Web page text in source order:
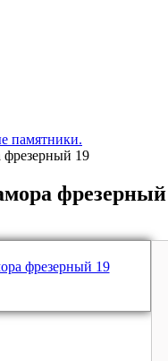
памятники.
19
фрезерный